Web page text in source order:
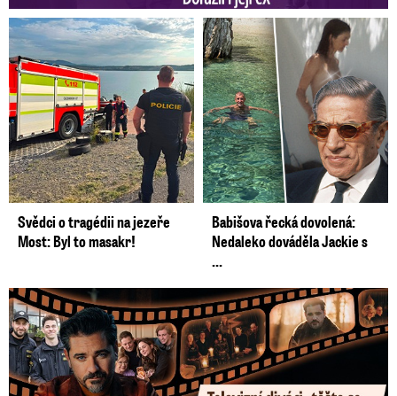
Svědci o tragédii na jezeře
Most: Byl to masakr!
Babišova řecká dovolená:
Nedaleko dováděla Jackie s
...
Prima vytasila podzimní trumfy! Další Zrádci a žhavé novinky